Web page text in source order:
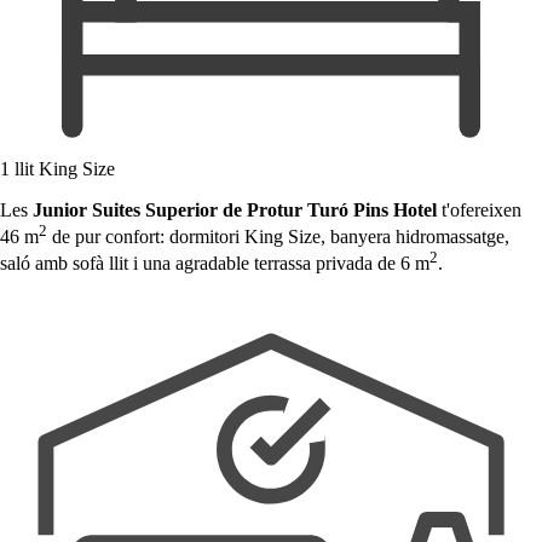
1 llit King Size
Les Junior Suites Superior de Protur Turó Pins Hotel t'ofereixen
46 m2 de pur confort: dormitori King Size, banyera hidromassatge,
saló amb sofà llit i una agradable terrassa privada de 6 m2.